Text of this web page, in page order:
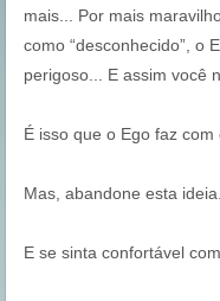
mais... Por mais
como “desconhecido”, o
perigoso... E assim você
É isso que o Ego faz com
Mas, abandone esta
E se sinta confortável